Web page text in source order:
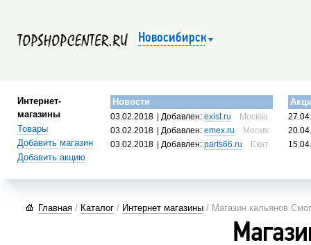
Новосибирск
Интернет-
магазины
Товары
Добавить магазин
Добавить акцию
Новости
03.02.2018 | Добавлен:exist.ru
Москва, Россия
03.02.2018
| Добавлен:emex.ru
Москва, Россия
03.02.2018
| Добавлен:parts66.ru Екатеринбург,
Главная / Каталог / Интернет магазины / Магазин кальянов